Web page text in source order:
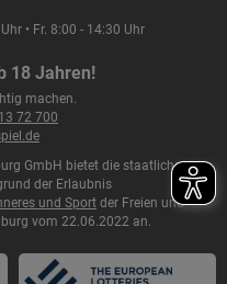
• Fr. 8:00 - 14:30 Uhr
18 Jahren!
machen.
72 700
GmbH bietet die staatlichen
der Erlaubnis
und Sport der Freien und
vom 22.06.2022 an.